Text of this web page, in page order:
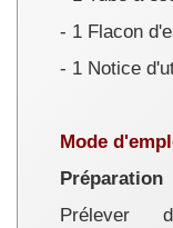
- 1 Flacon
- 1 Notice
Mode
Préparation
Prélever